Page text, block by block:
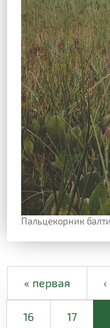
Пальцекорник
« первая
16 17